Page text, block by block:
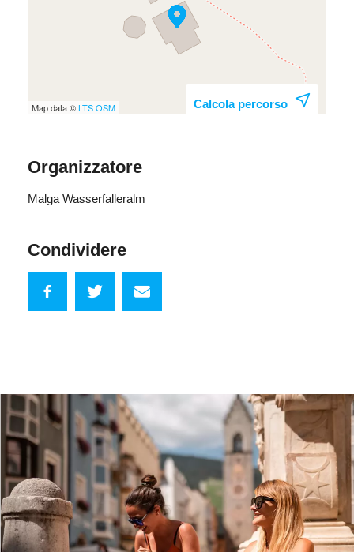
Map data ©LTSOSM Calcola percorso
Organizzatore
Malga Wasserfalleralm
Condividere